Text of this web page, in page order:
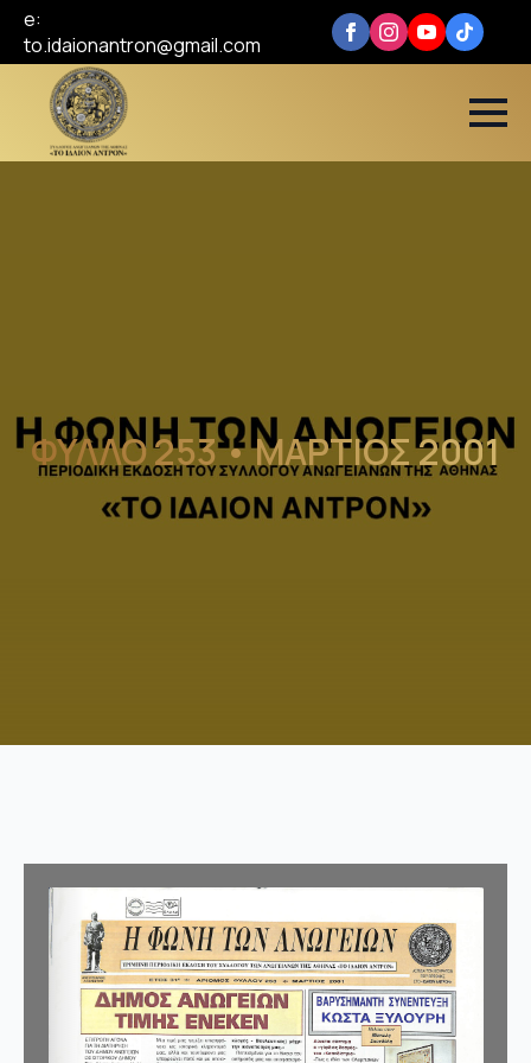
e:
to.idaionantron@gmail.com
ΦΥΛΛΟ 253 • ΜΑΡΤΙΟΣ 2001